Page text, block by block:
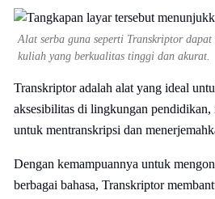
Alat serba guna seperti Transkriptor
kuliah yang berkualitas tinggi dan akurat.
Transkriptor adalah alat yang ideal
aksesibilitas di lingkungan
untuk mentranskripsi dan
Dengan kemampuannya untuk
berbagai bahasa, Transkriptor